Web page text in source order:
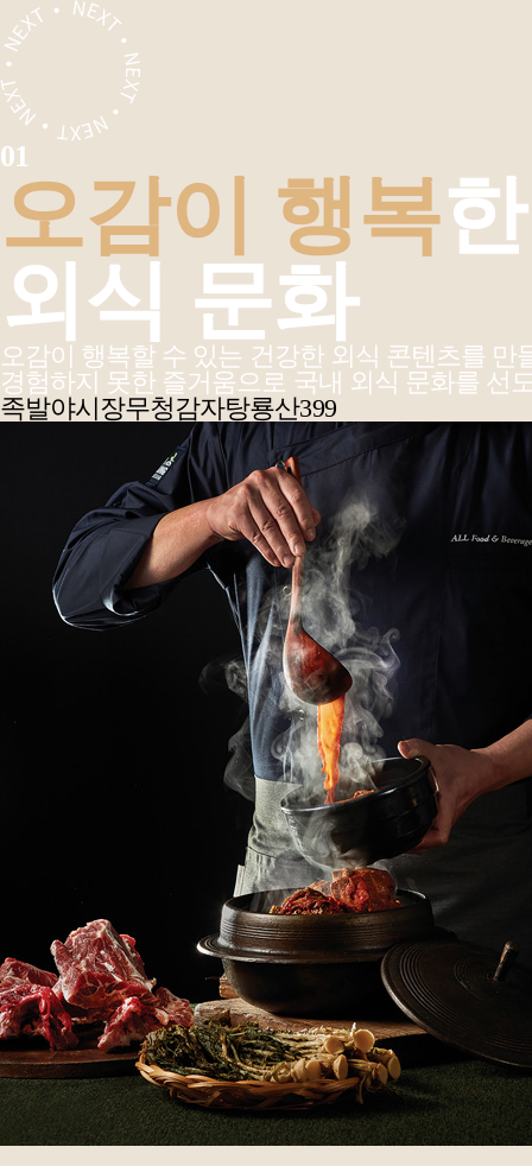
01
오감이 행복한
외식 문화
오감이 행복할 수 있는 건강한 외식 콘텐츠를 만
경험하지 못한 즐거움으로 국내 외식 문화를 선
족발야시장무청감자탕룡산399